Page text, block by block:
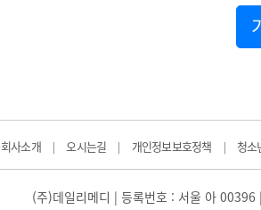
회사소개 | 오시는길 | 개인정보보호정책 | 청소
(주)데일리메디 | 등록번호 : 서울 아